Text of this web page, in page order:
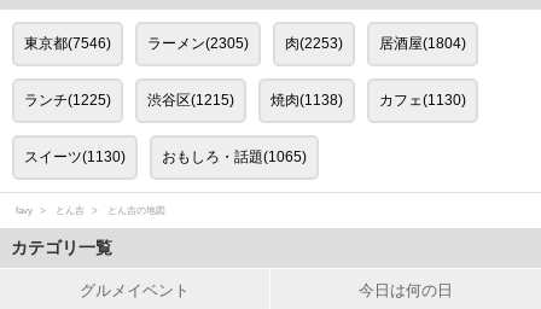
東京都(7546) ラーメン(2305) 肉(2253) 居酒屋(1804)
ランチ(1225) 渋谷区(1215) 焼肉(1138) カフェ(1130)
スイーツ(1130) おもしろ・話題(1065)
favy とん吉 とん吉の地図
カテゴリ一覧
グルメイベント 今日は何の日